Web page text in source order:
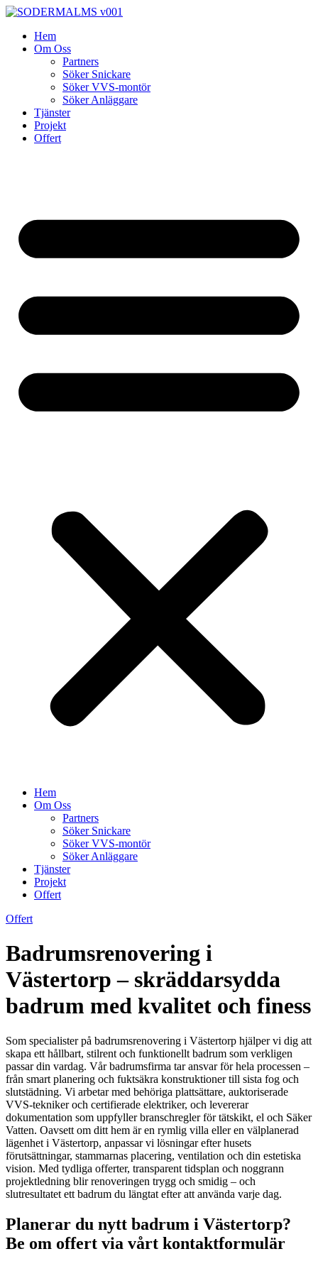
Skip
contentHem
Om Oss
Partners
Söker Snickare
Söker VVS-montör
Söker Anläggare
Tjänster
Projekt
Offert
Hem
Om Oss
Partners
Söker Snickare
Söker VVS-montör
Söker Anläggare
Tjänster
Projekt
Offert
Offert
Badrumsrenovering i
Västertorp – skräddarsydda
badrum med kvalitet och finess
Som specialister på badrumsrenovering i Västertorp hjälper vi dig att
skapa ett hållbart, stilrent och funktionellt badrum som verkligen
passar din vardag. Vår badrumsfirma tar ansvar för hela processen –
från smart planering och fuktsäkra konstruktioner till sista fog och
slutstädning. Vi arbetar med behöriga plattsättare, auktoriserade
VVS-tekniker och certifierade elektriker, och levererar
dokumentation som uppfyller branschregler för tätskikt, el och Säker
Vatten. Oavsett om ditt hem är en rymlig villa eller en välplanerad
lägenhet i Västertorp, anpassar vi lösningar efter husets
förutsättningar, stammarnas placering, ventilation och din estetiska
vision. Med tydliga offerter, transparent tidsplan och noggrann
projektledning blir renoveringen trygg och smidig – och
slutresultatet ett badrum du längtat efter att använda varje dag.
Planerar du nytt badrum i Västertorp?
Be om offert via vårt kontaktformulär